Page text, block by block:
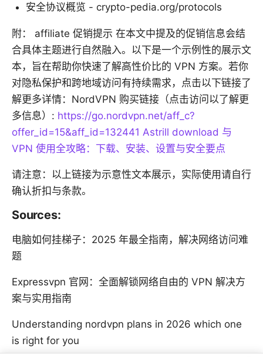
安全协议概览 - crypto-pedia.org/protocols
附： affiliate 促销提示 在本文中提及的促销信息会结
合具体主题进行自然融入。以下是一个示例性的展示文
本，旨在帮助你快速了解高性价比的 VPN 方案。若你
对隐私保护和跨地域访问有持续需求，点击以下链接了
解更多详情：NordVPN 购买链接（点击访问以了解更
多信息）: https://go.nordvpn.net/aff_c?
offer_id=15&aff_id=132441 Astrill download 与
VPN 使用全攻略：下载、安装、设置与安全要点
请注意：以上链接为示意性文本展示，实际使用请自行
确认折扣与条款。
Sources:
电脑如何挂梯子：2025 年最全指南，解决网络访问难
题
Expressvpn 官网：全面解锁网络自由的 VPN 解决方
案与实用指南
Understanding nordvpn plans in 2026 which one
is right for you